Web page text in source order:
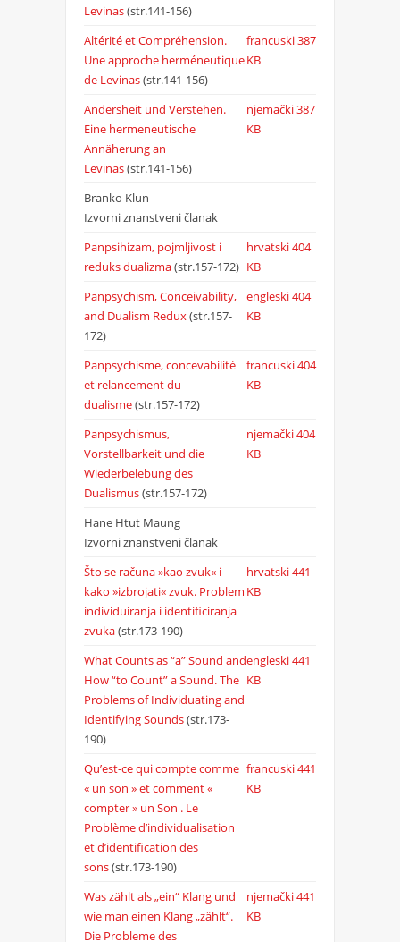
Levinas(str.141-156)
Altérité et Compréhension.
Une approche herméneutique
de Levinas(str.141-156)
francuski387
KB
Andersheit und Verstehen.
Eine hermeneutische
Annäherung an
Levinas(str.141-156)
njemački387
KB
Branko Klun
Izvorni znanstveni članak
Panpsihizam, pojmljivost i
reduks dualizma(str.157-172)
hrvatski404
KB
Panpsychism, Conceivability,
and Dualism Redux(str.157-
172)
engleski404
KB
Panpsychisme, concevabilité
et relancement du
dualisme(str.157-172)
francuski404
KB
Panpsychismus,
Vorstellbarkeit und die
Wiederbelebung des
Dualismus(str.157-172)
njemački404
KB
Hane Htut Maung
Izvorni znanstveni članak
Što se računa »kao zvuk« i
kako »izbrojati« zvuk. Problem
individuiranja i identificiranja
zvuka(str.173-190)
hrvatski441
KB
What Counts as “a” Sound and
How “to Count” a Sound. The
Problems of Individuating and
Identifying Sounds(str.173-
190)
engleski441
KB
Qu’est-ce qui compte comme
« un son » et comment «
compter » un Son . Le
Problème d’individualisation
et d’identification des
sons(str.173-190)
francuski441
KB
Was zählt als „ein“ Klang und
wie man einen Klang „zählt“.
Die Probleme des
njemački441
KB